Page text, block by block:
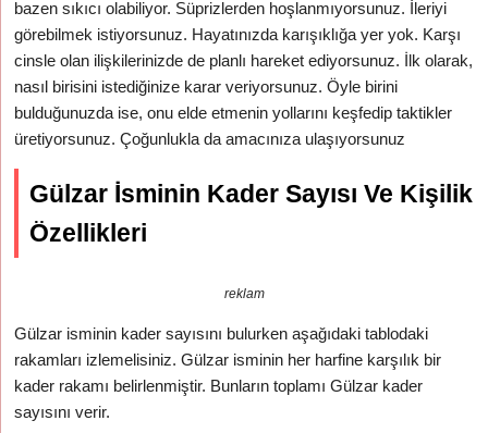
bazen sıkıcı olabiliyor. Süprizlerden hoşlanmıyorsunuz. İleriyi
görebilmek istiyorsunuz. Hayatınızda karışıklığa yer yok. Karşı
cinsle olan ilişkilerinizde de planlı hareket ediyorsunuz. İlk olarak,
nasıl birisini istediğinize karar veriyorsunuz. Öyle birini
bulduğunuzda ise, onu elde etmenin yollarını keşfedip taktikler
üretiyorsunuz. Çoğunlukla da amacınıza ulaşıyorsunuz
Gülzar İsminin Kader Sayısı Ve Kişilik
Özellikleri
reklam
Gülzar isminin kader sayısını bulurken aşağıdaki tablodaki
rakamları izlemelisiniz. Gülzar isminin her harfine karşılık bir
kader rakamı belirlenmiştir. Bunların toplamı Gülzar kader
sayısını verir.